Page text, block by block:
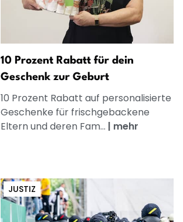
10 Prozent Rabatt für dein
Geschenk zur Geburt
10 Prozent Rabatt auf personalisierte
Geschenke für frischgebackene
Eltern und deren Fam... | mehr
JUSTIZ